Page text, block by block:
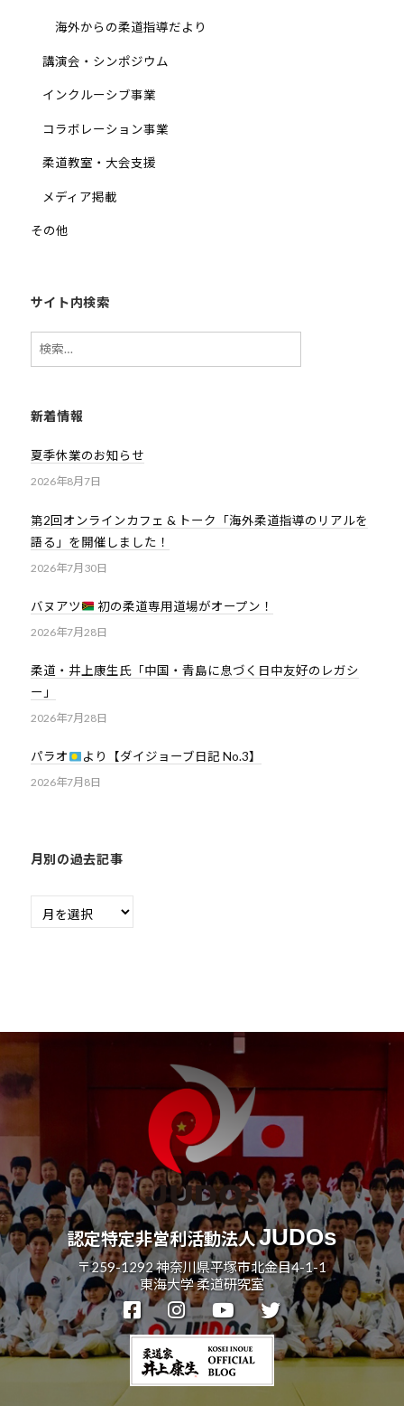
海外からの柔道指導だより
講演会・シンポジウム
インクルーシブ事業
コラボレーション事業
柔道教室・大会支援
メディア掲載
その他
サイト内検索
検
索:
新着情報
夏季休業のお知らせ
2026年8月7日
第2回オンラインカフェ & トーク「海外柔道指導のリアルを
語る」を開催しました！
2026年7月30日
バヌアツ 初の柔道専用道場がオープン！
2026年7月28日
柔道・井上康生氏「中国・青島に息づく日中友好のレガシ
ー」
2026年7月28日
パラオ より【ダイジョーブ日記 No.3】
2026年7月8日
月別の過去記事
月
認定特定非営利活動法人JUDOs
〒259-1292 神奈川県平塚市北金目4-1-1
東海大学 柔道研究室